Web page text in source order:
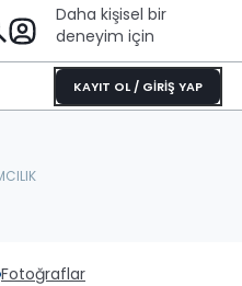
Daha kişisel bir
deneyim için
KAYIT OL / GİRİŞ YAP
Fotoğraflar